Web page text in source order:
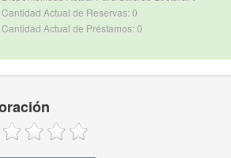
Cantidad Actual de Reservas: 0
Cantidad Actual de Préstamos: 0